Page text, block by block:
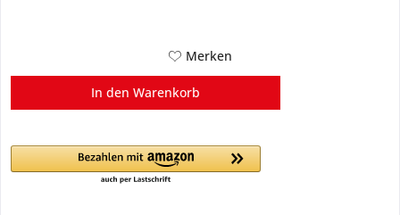
Merken
In den Warenkorb